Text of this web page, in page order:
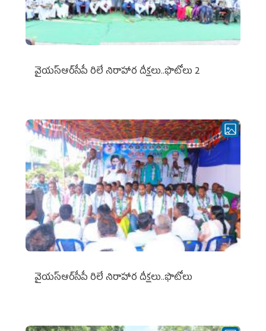
వైయ‌స్ఆర్‌సీపీ రిలే నిరాహార దీక్షలు..ఫొటోలు 2
వైయ‌స్ఆర్‌సీపీ రిలే నిరాహార దీక్షలు..ఫొటోలు